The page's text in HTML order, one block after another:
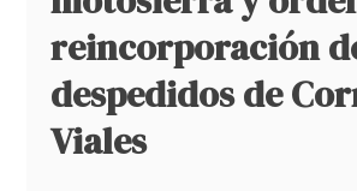
reincorporación
despedidos de
Viales